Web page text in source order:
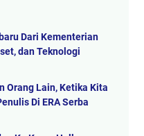
Dari Kementerian
dan Teknologi
Orang Lain, Ketika Kita
Di ERA Serba